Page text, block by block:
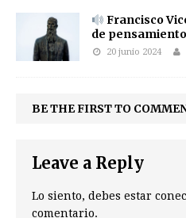
Francisco
de
20 junio 2024
BE THE FIRST TO
Leave a Reply
Lo siento, debes estar
comentario.